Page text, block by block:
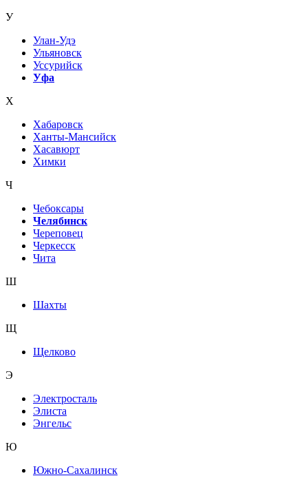
У
Улан-Удэ
Ульяновск
Уссурийск
Уфа
Х
Хабаровск
Ханты-Мансийск
Хасавюрт
Химки
Ч
Чебоксары
Челябинск
Череповец
Черкесск
Чита
Ш
Шахты
Щ
Щелково
Э
Электросталь
Элиста
Энгельс
Ю
Южно-Сахалинск